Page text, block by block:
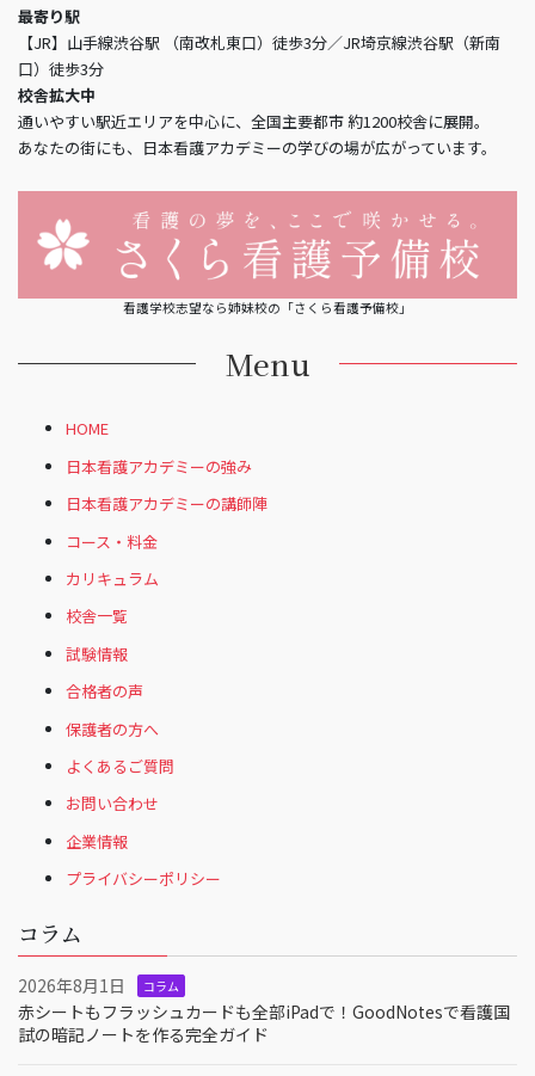
最寄り駅
【JR】山手線渋谷駅 （南改札東口）徒歩3分／JR埼京線渋谷駅（新南
口）徒歩3分
校舎拡大中
通いやすい駅近エリアを中心に、全国主要都市 約1200校舎に展開。
あなたの街にも、日本看護アカデミーの学びの場が広がっています。
看護学校志望なら姉妹校の「さくら看護予備校」
Menu
HOME
日本看護アカデミーの強み
日本看護アカデミーの講師陣
コース・料金
カリキュラム
校舎一覧
試験情報
合格者の声
保護者の方へ
よくあるご質問
お問い合わせ
企業情報
プライバシーポリシー
コラム
2026年8月1日 コラム
赤シートもフラッシュカードも全部iPadで！GoodNotesで看護国
試の暗記ノートを作る完全ガイド